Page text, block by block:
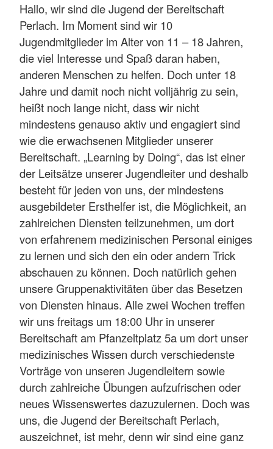
Hallo, wir sind die Jugend der Bereitschaft
Perlach. Im Moment sind wir 10
Jugendmitglieder im Alter von 11 – 18 Jahren,
die viel Interesse und Spaß daran haben,
anderen Menschen zu helfen. Doch unter 18
Jahre und damit noch nicht volljährig zu sein,
heißt noch lange nicht, dass wir nicht
mindestens genauso aktiv und engagiert sind
wie die erwachsenen Mitglieder unserer
Bereitschaft. „Learning by Doing“, das ist einer
der Leitsätze unserer Jugendleiter und deshalb
besteht für jeden von uns, der mindestens
ausgebildeter Ersthelfer ist, die Möglichkeit, an
zahlreichen Diensten teilzunehmen, um dort
von erfahrenem medizinischen Personal einiges
zu lernen und sich den ein oder andern Trick
abschauen zu können. Doch natürlich gehen
unsere Gruppenaktivitäten über das Besetzen
von Diensten hinaus. Alle zwei Wochen treffen
wir uns freitags um 18:00 Uhr in unserer
Bereitschaft am Pfanzeltplatz 5a um dort unser
medizinisches Wissen durch verschiedenste
Vorträge von unseren Jugendleitern sowie
durch zahlreiche Übungen aufzufrischen oder
neues Wissenswertes dazuzulernen. Doch was
uns, die Jugend der Bereitschaft Perlach,
auszeichnet, ist mehr, denn wir sind eine ganz